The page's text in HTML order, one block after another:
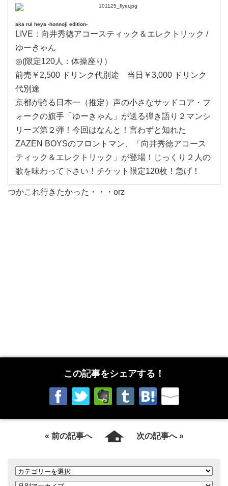
aka rui heya -honnoji edition-
LIVE：向井秀徳アコースティック＆エレクトリック /
ゆーきゃん
◎(限定120人：体操座り）
前売￥2,500 ドリンク代別途 当日￥3,000 ドリンク
代別途
京都が誇る日本一（推定）声の小さなサッドコア・フ
ォークの旗手「ゆーきゃん」が送る弾き語り２マンシ
リーズ第２弾！今回はなんと！言わずと知れた
ZAZEN BOYSのフロントマン、「向井秀徳アコース
ティック＆エレクトリック」が登場！じっくり２人の
歌を味わって下さい！チケット限定120枚！急げ！
つかこれ行きたかった・・・orz
この記事をシェアする！
« 前の記事へ 次の記事へ »